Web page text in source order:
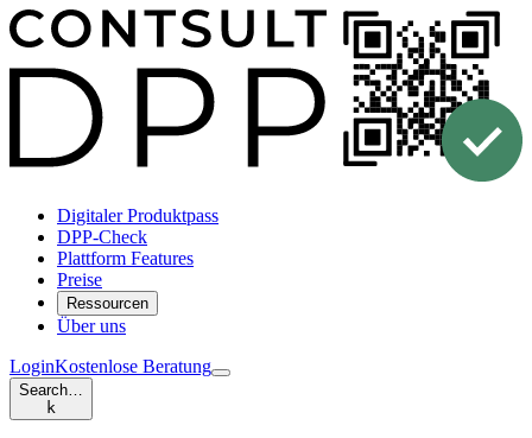
Digitaler Produktpass
DPP-Check
Plattform Features
Preise
Ressourcen
Über uns
LoginKostenlose Beratung
Search…
k